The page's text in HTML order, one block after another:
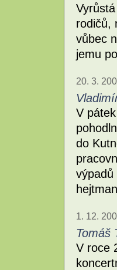
rodičů,
vůbec
jemu
20. 3.
V
do
výpadů
1. 12.
Tomáš
V roce